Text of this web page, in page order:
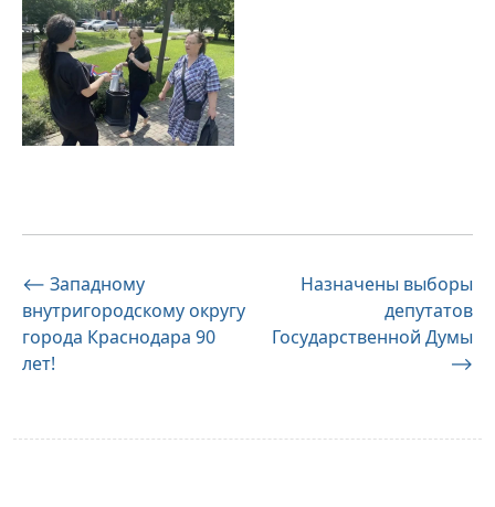
Навигация
по
записям
⟵ Западному
внутригородскому округу
города Краснодара 90
лет!
Назначены выборы
депутатов
Государственной Думы
⟶